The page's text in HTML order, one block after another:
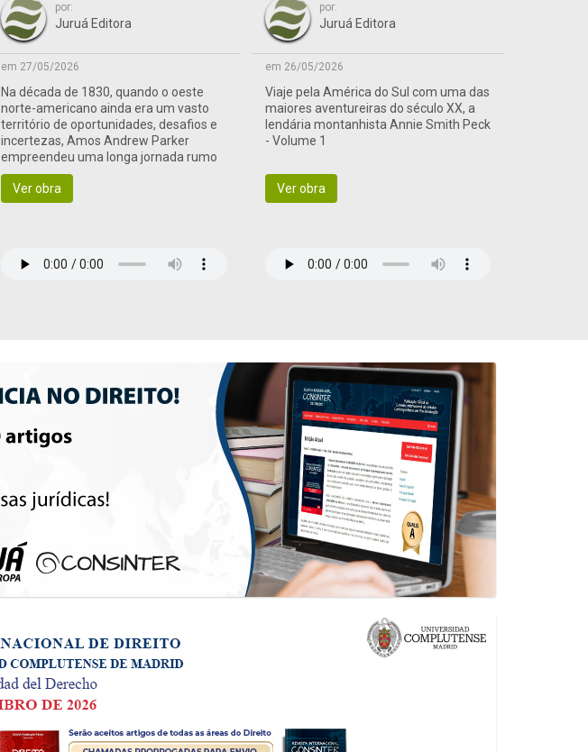
por:
Juruá Editora
em 27/05/2026
Na década de 1830, quando o oeste
norte-americano ainda era um vasto
território de oportunidades, desafios e
incertezas, Amos Andrew Parker
empreendeu uma longa jornada rumo
às terras de fronteira
Ver obra
por:
Juruá Editora
em 26/05/2026
Viaje pela América do Sul com uma das
maiores aventureiras do século XX, a
lendária montanhista Annie Smith Peck
- Volume 1
Ver obra